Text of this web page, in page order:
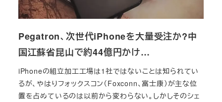
Pegatron、次世代iPhoneを大量受注か?中
国江蘇省昆山で約44億円かけ…
iPhoneの組立加工工場は1社ではないことは知られてい
るが、やはりフォックスコン（Foxconn、富士康）が主な位
置を占めているのは以前から変わらない。しかしそのシェ